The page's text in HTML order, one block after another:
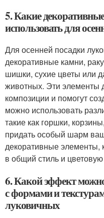
5. Какие
использовать для
Для осенней посадки
декоративные камни,
шишки, сухие цветы или
животных. Эти элементы
композиции и помогут
можно использовать
такие как горшки,
придать особый шарм
декоративные элементы,
в общий стиль и
6. Какой эффект
с формами и
луковичных